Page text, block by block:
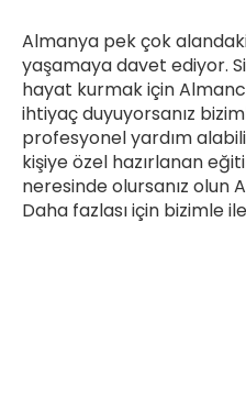
Almanya pek çok
yaşamaya davet ediyor.
hayat kurmak için
ihtiyaç duyuyorsanız
profesyonel yardım
kişiye özel hazırlanan
neresinde olursanız olun
Daha fazlası için bizimle